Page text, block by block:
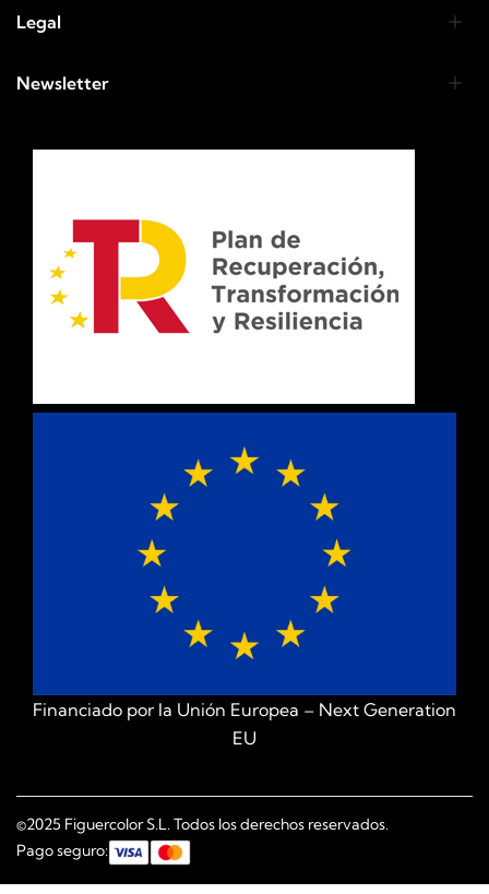
Legal
Newsletter
Financiado por la Unión Europea – Next Generation
EU
©2025 Figuercolor S.L. Todos los derechos reservados.
Pago seguro: